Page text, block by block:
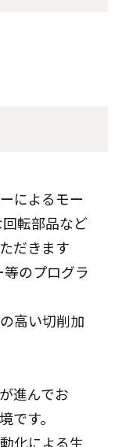
によるモー
転部品など
だきます
等のプログラ
高い切削加
進んでお
です。
化による生